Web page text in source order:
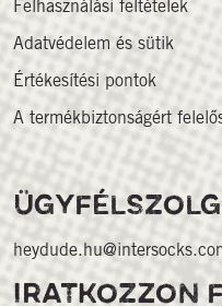
Felhasználási feltételek
Adatvédelem és sütik
Értékesítési pontok
A termékbiztonságért
IRATKOZZON